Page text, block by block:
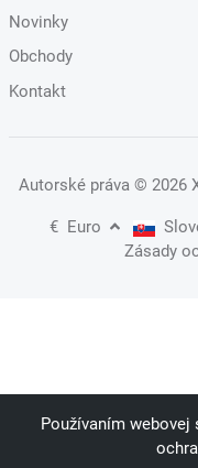
Novinky
Obchody
Kontakt
Autorské práva © 2026
€ Euro
Zásady
Používaním